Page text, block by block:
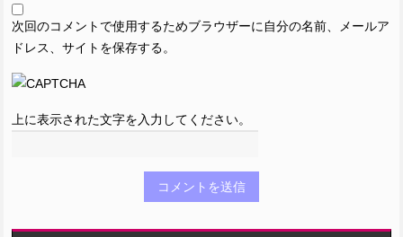
次回のコメントで使用するためブラウザーに自分の名前、メールア
ドレス、サイトを保存する。
上に表示された文字を入力してください。